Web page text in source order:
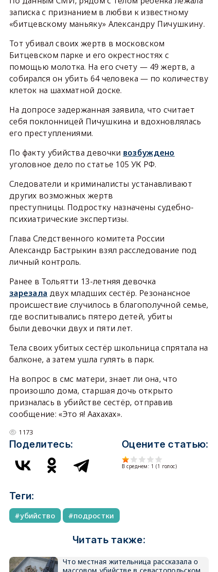
записка с признанием в любви к известному
«битцевскому маньяку» Александру Пичушкину.
Тот убивал своих жертв в московском
Битцевском парке и его окрестностях с
помощью молотка. На его счету — 49 жертв, а
собирался он убить 64 человека — по количеству
клеток на шахматной доске.
На допросе задержанная заявила, что считает
себя поклонницей Пичушкина и вдохновлялась
его преступлениями.
По факту убийства девочки возбуждено
уголовное дело по статье 105 УК РФ.
Следователи и криминалисты устанавливают
других возможных жертв
преступницы. Подростку назначены судебно-
психиатрические экспертизы.
Глава Следственного комитета России
Александр Бастрыкин взял расследование под
личный контроль.
Ранее в Тольятти 13-летняя девочка
зарезала двух младших сестёр. Резонансное
происшествие случилось в благополучной семье,
где воспитывались пятеро детей, убиты
были девочки двух и пяти лет.
Тела своих убитых сестёр школьница спрятала на
балконе, а затем ушла гулять в парк.
На вопрос в смс матери, знает ли она, что
произошло дома, старшая дочь открыто
призналась в убийстве сестёр, отправив
сообщение: «Это я! Аахахах».
1173
Поделитесь: Оцените статью:
В среднем: 1 (1 голос)
Теги:
убийство подростки
Читать также:
Что местная жительница рассказала о